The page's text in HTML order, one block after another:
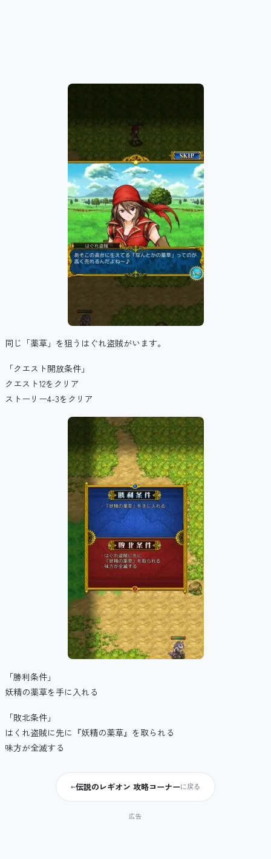
同じ「薬草」を狙うはぐれ盗賊がいます。
「クエスト開放条件」
クエスト12をクリア
ストーリー4-3をクリア
「勝利条件」
妖精の薬草を手に入れる
「敗北条件」
はくれ盗賊に先に『妖精の薬草』を取られる
味方が全滅する
←伝説のレギオン 攻略コーナーに戻る